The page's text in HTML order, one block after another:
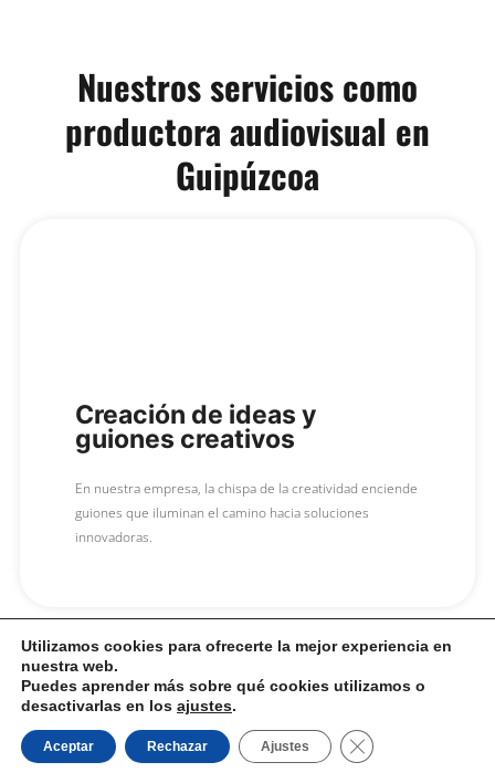
Nuestros servicios como
productora audiovisual en
Guipúzcoa
Creación de ideas y
guiones creativos
En nuestra empresa, la chispa de la creatividad enciende
guiones que iluminan el camino hacia soluciones
innovadoras.
Utilizamos cookies para ofrecerte la mejor experiencia en
nuestra web.
Puedes aprender más sobre qué cookies utilizamos o
desactivarlas en los ajustes.
Aceptar Rechazar Ajustes CERRAR EL